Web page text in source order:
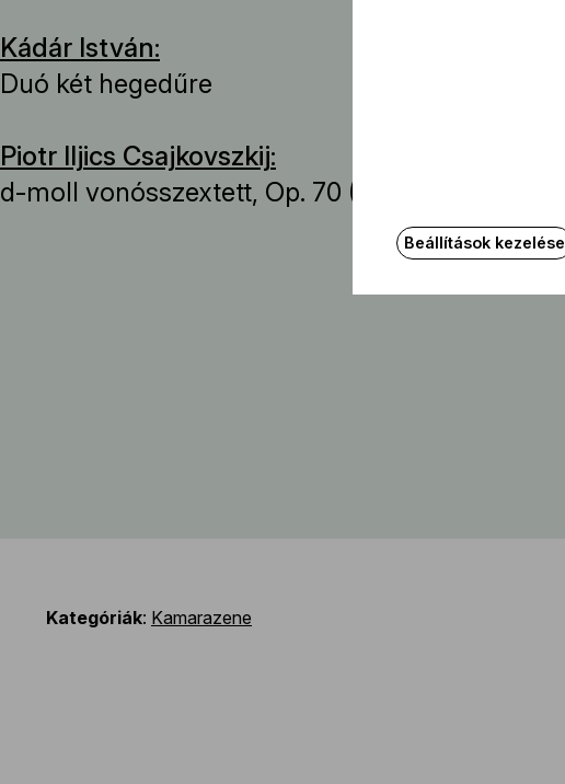
Kádár István:
Duó két hegedűre
Piotr Iljics Csajkovszkij:
d-moll vonósszextett, Op. 70 („Firenzei emlék”)
Kategóriák: Kamarazene
Beállítások kezelése